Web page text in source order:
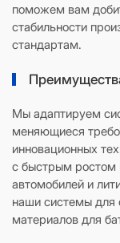
поможем вам
стабильности
стандартам.
Мы адаптируем
меняющиеся
инновационных
с быстрым ростом
автомобилей и
наши системы для
материалов для